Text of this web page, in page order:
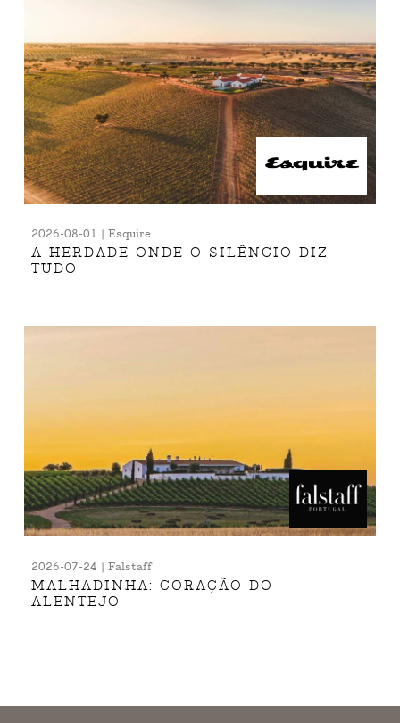
2026-08-01 | Esquire
A HERDADE ONDE O SILÊNCIO DIZ
TUDO
2026-07-24 | Falstaff
MALHADINHA: CORAÇÃO DO
ALENTEJO